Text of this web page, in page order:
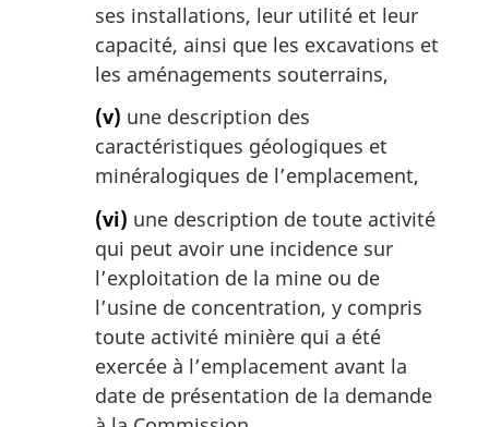
ses installations, leur utilité et leur
capacité, ainsi que les excavations et
les aménagements souterrains,
(v) une description des
caractéristiques géologiques et
minéralogiques de l’emplacement,
(vi) une description de toute activité
qui peut avoir une incidence sur
l’exploitation de la mine ou de
l’usine de concentration, y compris
toute activité minière qui a été
exercée à l’emplacement avant la
date de présentation de la demande